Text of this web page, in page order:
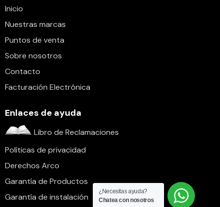
Inicio
Nuestras marcas
Puntos de venta
Sobre nosotros
Contacto
Facturación Electrónica
Enlaces de ayuda
Libro de Reclamaciones
Políticas de privacidad
Derechos Arco
Garantía de Productos
Garantía de instalación
¿Necesitas ayuda?
Chatea con nosotros